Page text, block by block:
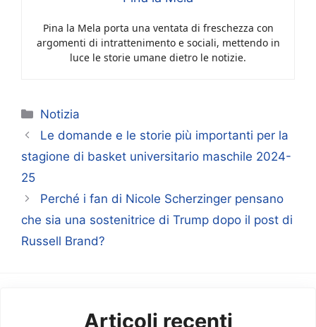
Pina la Mela porta una ventata di freschezza con
argomenti di intrattenimento e sociali, mettendo in
luce le storie umane dietro le notizie.
Categorie
Notizia
Le domande e le storie più importanti per la
stagione di basket universitario maschile 2024-
25
Perché i fan di Nicole Scherzinger pensano
che sia una sostenitrice di Trump dopo il post di
Russell Brand?
Articoli recenti